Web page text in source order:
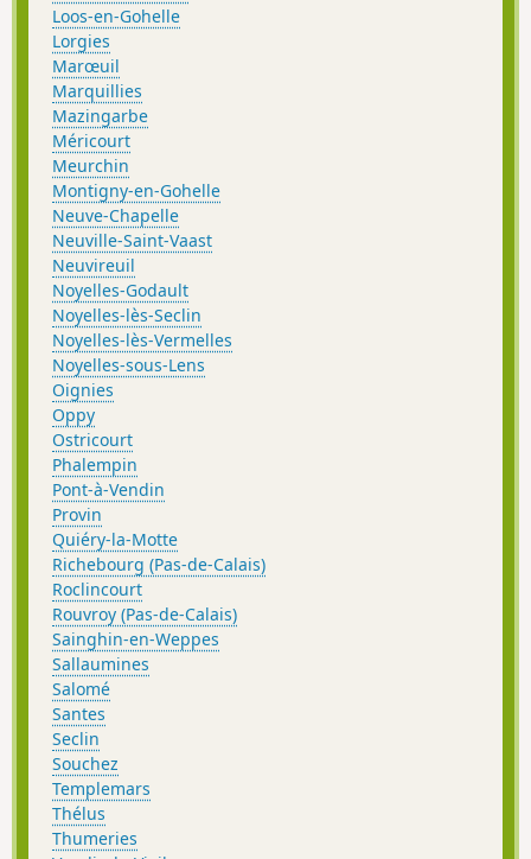
Loos-en-Gohelle
Lorgies
Marœuil
Marquillies
Mazingarbe
Méricourt
Meurchin
Montigny-en-Gohelle
Neuve-Chapelle
Neuville-Saint-Vaast
Neuvireuil
Noyelles-Godault
Noyelles-lès-Seclin
Noyelles-lès-Vermelles
Noyelles-sous-Lens
Oignies
Oppy
Ostricourt
Phalempin
Pont-à-Vendin
Provin
Quiéry-la-Motte
Richebourg (Pas-de-Calais)
Roclincourt
Rouvroy (Pas-de-Calais)
Sainghin-en-Weppes
Sallaumines
Salomé
Santes
Seclin
Souchez
Templemars
Thélus
Thumeries